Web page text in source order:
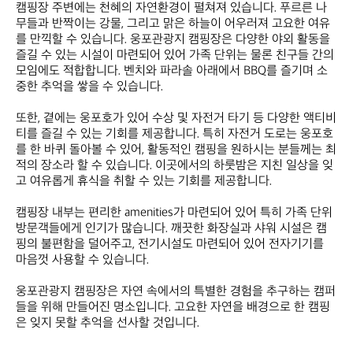
캠핑장 주변에는 천혜의 자연환경이 펼쳐져 있습니다. 푸르른 나
무들과 반짝이는 강물, 그리고 맑은 하늘이 어우러져 고요한 여유
를 만끽할 수 있습니다. 웅포관광지 캠핑장은 다양한 야외 활동을
즐길 수 있는 시설이 마련되어 있어 가족 단위는 물론 친구들 간의
모임에도 적합합니다. 벤치와 파라솔 아래에서 BBQ를 즐기며 소
중한 추억을 쌓을 수 있습니다.
또한, 곁에는 웅포호가 있어 수상 및 자전거 타기 등 다양한 액티비
티를 즐길 수 있는 기회를 제공합니다. 특히 자전거 도로는 웅포호
를 한 바퀴 돌아볼 수 있어, 활동적인 캠핑을 원하시는 분들께는 최
적의 장소라 할 수 있습니다. 이곳에서의 하룻밤은 지친 일상을 잊
고 여유롭게 휴식을 취할 수 있는 기회를 제공합니다.
캠핑장 내부는 편리한 amenities가 마련되어 있어 특히 가족 단위
방문객들에게 인기가 많습니다. 깨끗한 화장실과 샤워 시설은 캠
핑의 불편함을 덜어주고, 전기시설도 마련되어 있어 전자기기를
마음껏 사용할 수 있습니다.
웅포관광지 캠핑장은 자연 속에서의 특별한 경험을 추구하는 캠퍼
들을 위해 만들어진 명소입니다. 고요한 자연을 배경으로 한 캠핑
은 잊지 못할 추억을 선사할 것입니다.